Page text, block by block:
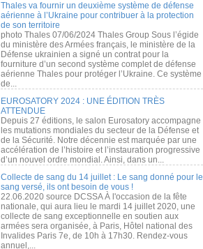
Thales va fournir un deuxième système de défense
aérienne à l’Ukraine pour contribuer à la protection
de son territoire
photo Thales 07/06/2024 Thales Group Sous l’égide
du ministère des Armées français, le ministère de la
Défense ukrainien a signé un contrat pour la
fourniture d’un second système complet de défense
aérienne Thales pour protéger l’Ukraine. Ce système
de...
EUROSATORY 2024 : UNE ÉDITION TRÈS
ATTENDUE
Depuis 27 éditions, le salon Eurosatory accompagne
les mutations mondiales du secteur de la Défense et
de la Sécurité. Notre décennie est marquée par une
accélération de l’histoire et l’instauration progressive
d’un nouvel ordre mondial. Ainsi, dans un...
Collecte de sang du 14 juillet : Le sang donné pour le
sang versé, ils ont besoin de vous !
22.06.2020 source DCSSA À l'occasion de la fête
nationale, qui aura lieu le mardi 14 juillet 2020, une
collecte de sang exceptionnelle en soutien aux
armées sera organisée, à Paris, Hôtel national des
Invalides Paris 7e, de 10h à 17h30. Rendez-vous
annuel,...